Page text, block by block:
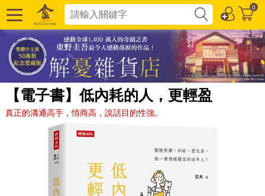
0
【電子書】低內耗的人，更輕盈
真正的溝通高手，情商高，說話目的性強。